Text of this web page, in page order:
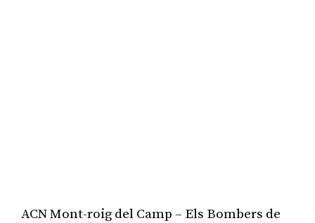
ACN Mont-roig del Camp – Els Bombers de